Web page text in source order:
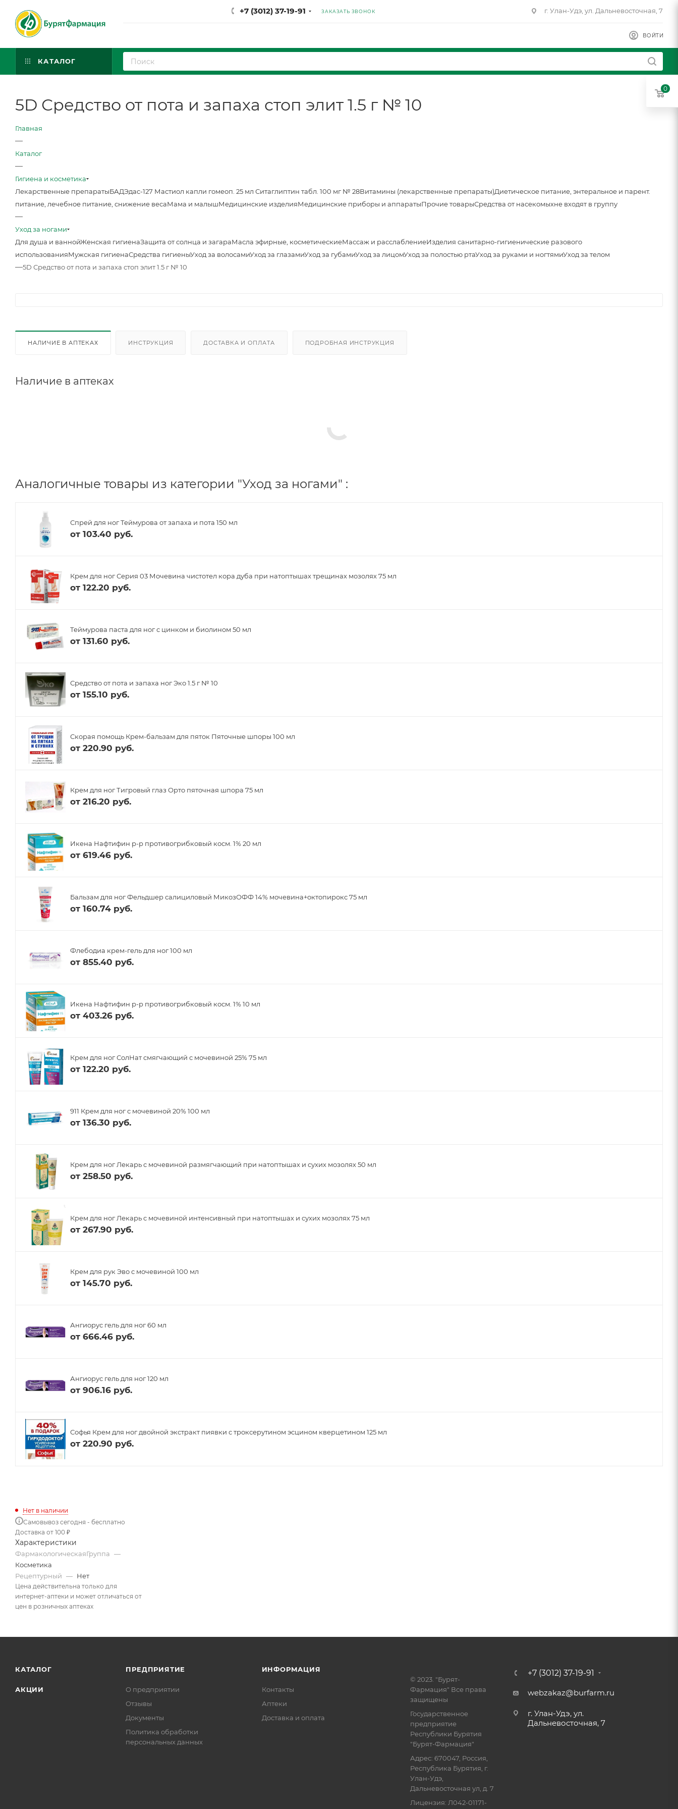
+7 (3012) 37-19-91 ЗАКАЗАТЬ ЗВОНОК г. Улан-Удэ, ул. Дальневосточная, 7
ВОЙТИ
КАТАЛОГ
5D Средство от пота и запаха стоп элит 1.5 г № 10
Главная
—
Каталог
—
Гигиена и косметика
Лекарственные препаратыБАДЭдас-127 Мастиол капли гомеоп. 25 мл Ситаглиптин табл. 100 мг № 28Витамины (лекарственные препараты)Диетическое питание, энтеральное и парент.
питание, лечебное питание, снижение весаМама и малышМедицинские изделияМедицинские приборы и аппаратыПрочие товарыСредства от насекомыхне входят в группу
—
Уход за ногами
Для душа и ваннойЖенская гигиенаЗащита от солнца и загараМасла эфирные, косметическиеМассаж и расслаблениеИзделия санитарно-гигиенические разового
использованияМужская гигиенаСредства гигиеныУход за волосамиУход за глазамиУход за губамиУход за лицомУход за полостью ртаУход за руками и ногтямиУход за телом
—5D Средство от пота и запаха стоп элит 1.5 г № 10
НАЛИЧИЕ В АПТЕКАХ ИНСТРУКЦИЯ ДОСТАВКА И ОПЛАТА ПОДРОБНАЯ ИНСТРУКЦИЯ
Наличие в аптеках
Аналогичные товары из категории "Уход за ногами" :
Спрей для ног Теймурова от запаха и пота 150 мл
от 103.40 руб.
Крем для ног Серия 03 Мочевина чистотел кора дуба при натоптышах трещинах мозолях 75 мл
от 122.20 руб.
Теймурова паста для ног с цинком и биолином 50 мл
от 131.60 руб.
Средство от пота и запаха ног Эко 1.5 г № 10
от 155.10 руб.
Скорая помощь Крем-бальзам для пяток Пяточные шпоры 100 мл
от 220.90 руб.
Крем для ног Тигровый глаз Орто пяточная шпора 75 мл
от 216.20 руб.
Икена Нафтифин р-р противогрибковый косм. 1% 20 мл
от 619.46 руб.
Бальзам для ног Фельдшер салициловый МикозОФФ 14% мочевина+октопирокс 75 мл
от 160.74 руб.
Флебодиа крем-гель для ног 100 мл
от 855.40 руб.
Икена Нафтифин р-р противогрибковый косм. 1% 10 мл
от 403.26 руб.
Крем для ног СолНат смягчающий с мочевиной 25% 75 мл
от 122.20 руб.
911 Крем для ног с мочевиной 20% 100 мл
от 136.30 руб.
Крем для ног Лекарь с мочевиной размягчающий при натоптышах и сухих мозолях 50 мл
от 258.50 руб.
Крем для ног Лекарь с мочевиной интенсивный при натоптышах и сухих мозолях 75 мл
от 267.90 руб.
Крем для рук Эво с мочевиной 100 мл
от 145.70 руб.
Ангиорус гель для ног 60 мл
от 666.46 руб.
Ангиорус гель для ног 120 мл
от 906.16 руб.
Софья Крем для ног двойной экстракт пиявки с троксерутином эсцином кверцетином 125 мл
от 220.90 руб.
Нет в наличии
Самовывоз сегодня - бесплатно
Доставка от 100 ₽
Характеристики
ФармакологическаяГруппа —
Косметика
Рецептурный — Нет
Цена действительна только для
интернет-аптеки и может отличаться от
цен в розничных аптеках
КАТАЛОГ
АКЦИИ
ПРЕДПРИЯТИЕ
О предприятии
Отзывы
Документы
Политика обработки
персональных данных
ИНФОРМАЦИЯ
Контакты
Аптеки
Доставка и оплата
© 2023. "Бурят-
Фармация" Все права
защищены
Государственное
предприятие
Республики Бурятия
"Бурят-Фармация"
Адрес: 670047, Россия,
Республика Бурятия, г.
Улан-Удэ,
Дальневосточная ул, д. 7
Лицензия: Л042-01171-
+7 (3012) 37-19-91
webzakaz@burfarm.ru
г. Улан-Удэ, ул.
Дальневосточная, 7
0